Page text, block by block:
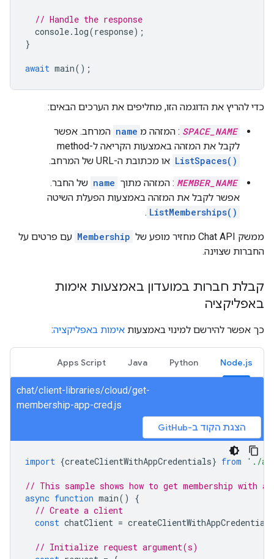
// Handle the response
console. log(response);
}
await main();
כדי להריץ את הדוגמה הזו, מחליפים את הערכים הבאים:
SPACE_NAME : המזהה מ name המרחב. אפשר
לקבל את המזהה באמצעות הקריאה ל-method‏
ListSpaces() או מכתובת ה-URL של המרחב.
MEMBER_NAME : המזהה מתוך name של החבר.
אפשר לקבל את המזהה באמצעות הפעלת השיטה
ListMemberships()
.
ממשק Chat API מחזיר מופע של Membership עם פרטים על
החברות שצוינה.
קבלת חברות במועדון באמצעות אימות
באפליקציה
כך אפשר להירשם למינוי באמצעות אימות באפליקציה:
Node.js
Python
Java
Apps Script
chat/client-libraries/cloud/get-
membership-app-cred.js
הצגת הקוד ב-GitHub
import {createClientWithAppCredentials} from './
// This sample shows how to get membership with
async function main()
{
// Create a client
const chatClient = createClientWithAppCredentials
// Initialize request argument(s)